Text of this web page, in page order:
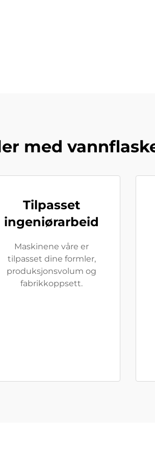
med
Tilpasset
ingeniørarbeid
Maskinene våre er
tilpasset dine formler,
produksjonsvolum og
fabrikkoppsett.